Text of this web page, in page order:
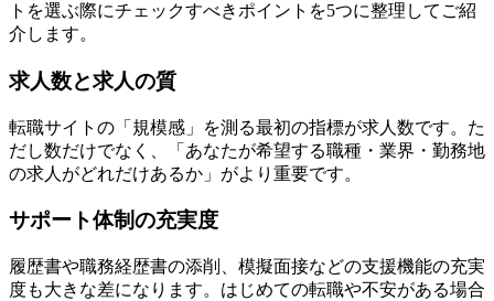
トを選ぶ際にチェックすべきポイントを5つに整理してご紹
介します。
求人数と求人の質
転職サイトの「規模感」を測る最初の指標が求人数です。た
だし数だけでなく、「あなたが希望する職種・業界・勤務地
の求人がどれだけあるか」がより重要です。
サポート体制の充実度
履歴書や職務経歴書の添削、模擬面接などの支援機能の充実
度も大きな差になります。はじめての転職や不安がある場合